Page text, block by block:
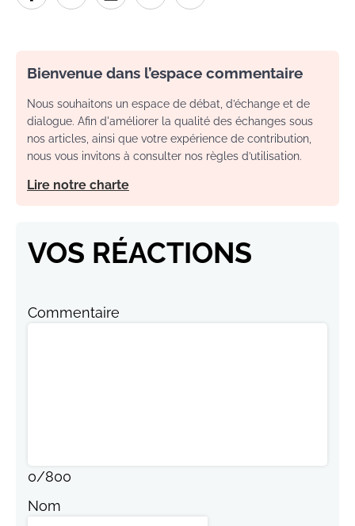
Bienvenue dans l’espace commentaire
Nous souhaitons un espace de débat, d’échange et de
dialogue. Afin d'améliorer la qualité des échanges sous
nos articles, ainsi que votre expérience de contribution,
nous vous invitons à consulter nos règles d’utilisation.
Lire notre charte
VOS RÉACTIONS
Commentaire
0/800
Nom